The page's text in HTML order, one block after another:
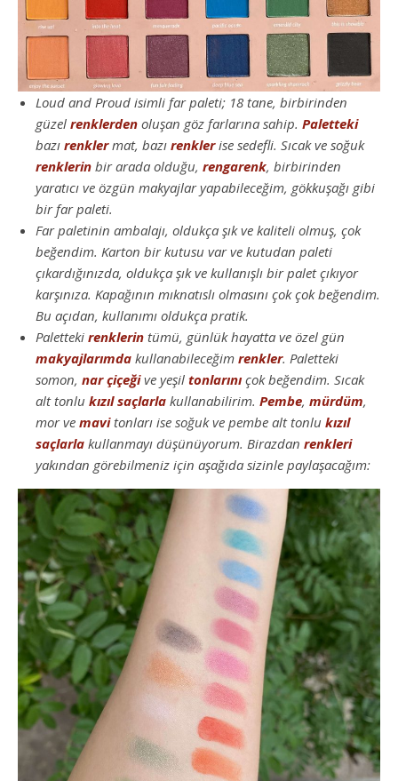
Loud and Proud isimli far paleti; 18 tane, birbirinden
güzel renklerden oluşan göz farlarına sahip. Paletteki
bazı renklermat, bazı renklerise sedefli. Sıcak ve soğuk
renklerin bir arada olduğu, rengarenk, birbirinden
yaratıcı ve özgün makyajlar yapabileceğim, gökkuşağı gibi
bir far paleti.
Far paletinin ambalajı, oldukça şık ve kaliteli olmuş, çok
beğendim. Karton bir kutusu var ve kutudan paleti
çıkardığınızda, oldukça şık ve kullanışlı bir palet çıkıyor
karşınıza. Kapağının mıknatıslı olmasını çok çok beğendim.
Bu açıdan, kullanımı oldukça pratik.
Paletteki renklerin tümü, günlük hayatta ve özel gün
makyajlarımda kullanabileceğim renkler. Paletteki
somon, nar çiçeğive yeşil tonlarınıçok beğendim. Sıcak
alt tonlu kızıl saçlarla kullanabilirim. Pembe, mürdüm,
mor ve mavitonları ise soğuk ve pembe alt tonlu kızıl
saçlarla kullanmayı düşünüyorum. Birazdan renkleri
yakından görebilmeniz için aşağıda sizinle paylaşacağım: